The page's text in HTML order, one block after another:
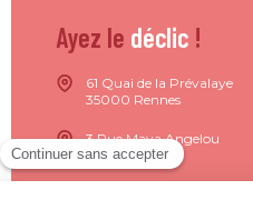
Ayez le déclic !
61 Quai de la Prévalaye
35000 Rennes
3 Rue Maya Angelou
44200 Nantes